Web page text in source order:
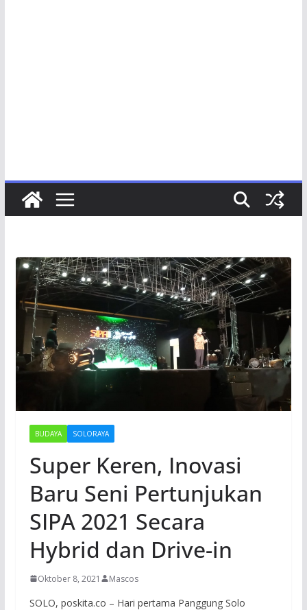
BUDAYA SOLORAYA
Super Keren, Inovasi
Baru Seni Pertunjukan
SIPA 2021 Secara
Hybrid dan Drive-in
Oktober 8, 2021 Mascos
SOLO, poskita.co – Hari pertama Panggung Solo